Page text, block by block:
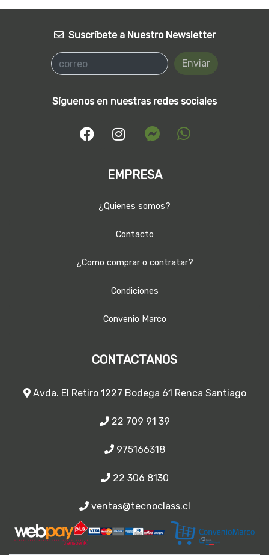
Suscríbete a Nuestro Newsletter
Enviar
Síguenos en nuestras redes sociales
EMPRESA
¿Quienes somos?
Contacto
¿Como comprar o contratar?
Condiciones
Convenio Marco
CONTACTANOS
Avda. El Retiro 1227 Bodega 61 Renca Santiago
22 709 91 39
975166318
22 306 8130
ventas@tecnoclass.cl